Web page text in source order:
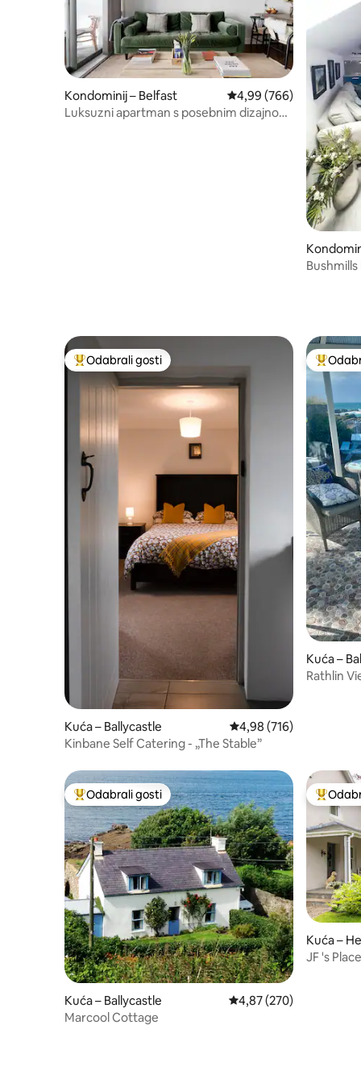
Kondominij – Belfast Prosječna ocjena: 4,99/
4,99 (766)
Luksuzni apartman s posebnim dizajnom
st and
Među najviše rangiranima s oznakom „Odabrali gosti”
Odabrali gosti
Kuća – Ballycastle Prosječna ocjena: 4,98/
4,98 (716)
Kinbane Self Catering - „The Stable”
Među
Kuća –
Rathlin
Među najviše rangiranima s oznakom „Odabrali gosti”
Odabrali gosti
Kuća – Ballycastle Prosječna ocjena: 4,87/
4,87 (270)
Marcool Cottage
Među
Kuća –
JF 's